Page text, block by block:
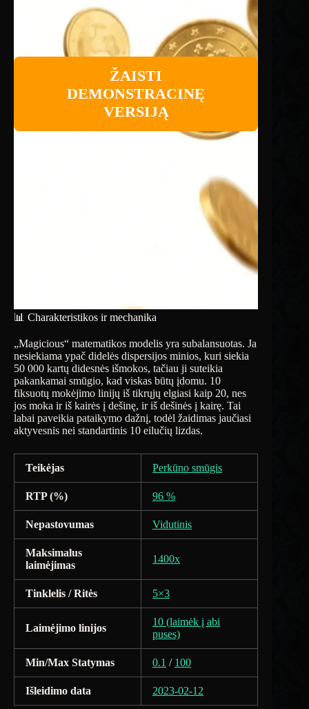
ŽAISTI
DEMONSTRACINĘ
VERSIJĄ
📊 Charakteristikos ir mechanika
„Magicious“ matematikos modelis yra subalansuotas. Ja
nesiekiama ypač didelės dispersijos minios, kuri siekia
50 000 kartų didesnės išmokos, tačiau ji suteikia
pakankamai smūgio, kad viskas būtų įdomu. 10
fiksuotų mokėjimo linijų iš tikrųjų elgiasi kaip 20, nes
jos moka ir iš kairės į dešinę, ir iš dešinės į kairę. Tai
labai paveikia pataikymo dažnį, todėl žaidimas jaučiasi
aktyvesnis nei standartinis 10 eilučių lizdas.
Teikėjas Perkūno smūgis
RTP (%) 96 %
Nepastovumas Vidutinis
Maksimalus
laimėjimas
1400x
Tinklelis / Ritės 5×3
Laimėjimo linijos
10 (laimėk į abi
puses)
Min/Max Statymas 0.1 / 100
Išleidimo data 2023-02-12